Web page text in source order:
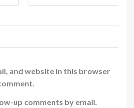
and website in this browser
up comments by email.